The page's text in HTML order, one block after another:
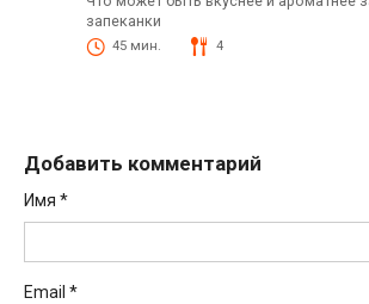
запеканки
45 мин. 4
Добавить комментарий
Имя *
Email *